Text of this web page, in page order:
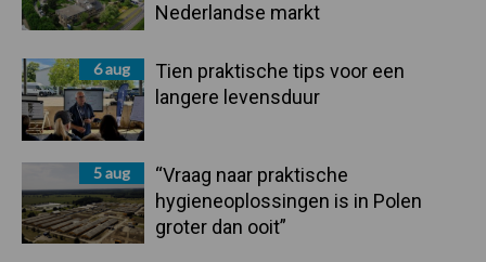
Nederlandse markt
6 aug
Tien praktische tips voor een
langere levensduur
5 aug
“Vraag naar praktische
hygieneoplossingen is in Polen
groter dan ooit”